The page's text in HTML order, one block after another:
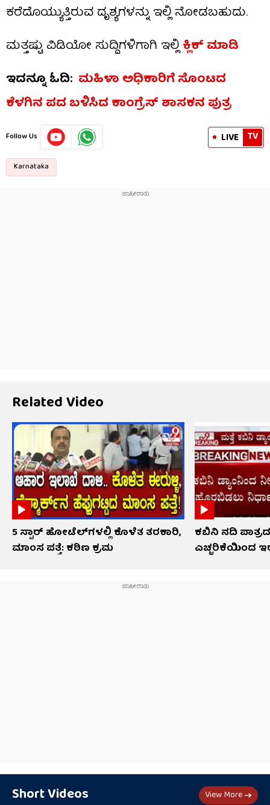
ಕರೆದೊಯ್ಯುತ್ತಿರುವ ದೃಶ್ಯಗಳನ್ನು ಇಲ್ಲಿ ನೋಡಬಹುದು.
ಮತ್ತಷ್ಟು ವಿಡಿಯೋ ಸುದ್ದಿಗಳಿಗಾಗಿ ಇಲ್ಲಿಕ್ಲಿಕ್ ಮಾಡಿ
ಇದನ್ನೂ ಓದಿ: ಮಹಿಳಾ ಅಧಿಕಾರಿಗೆ ಸೊಂಟದ
ಕೆಳಗಿನ ಪದ ಬಳಿಸಿದ ಕಾಂಗ್ರೆಸ್​ ಶಾಸಕನ ಪುತ್ರ
Follow Us LIVE TV
Karnataka
Related Video
5 ಸ್ಟಾರ್ ಹೋಟೆಲ್​​ಗಳಲ್ಲಿ ಕೊಳೆತ ತರಕಾರಿ,
ಮಾಂಸ ಪತ್ತೆ: ಕಠಿಣ ಕ್ರಮ
ಕಬಿನಿ ನದಿ
ಎಚ್ಚರಿಕೆಯಿಂದ
Short Videos View More